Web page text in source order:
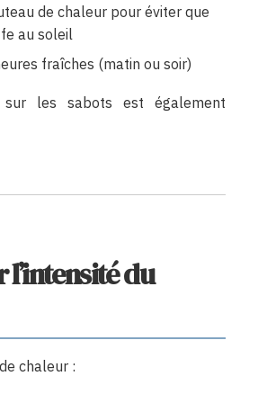
de chaleur pour éviter que
au soleil
fraîches (matin ou soir)
sur les sabots est également
du
chaleur :